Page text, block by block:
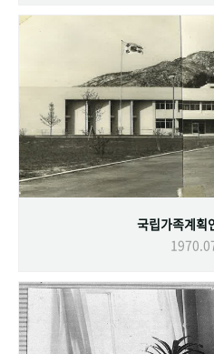
국립가족계획